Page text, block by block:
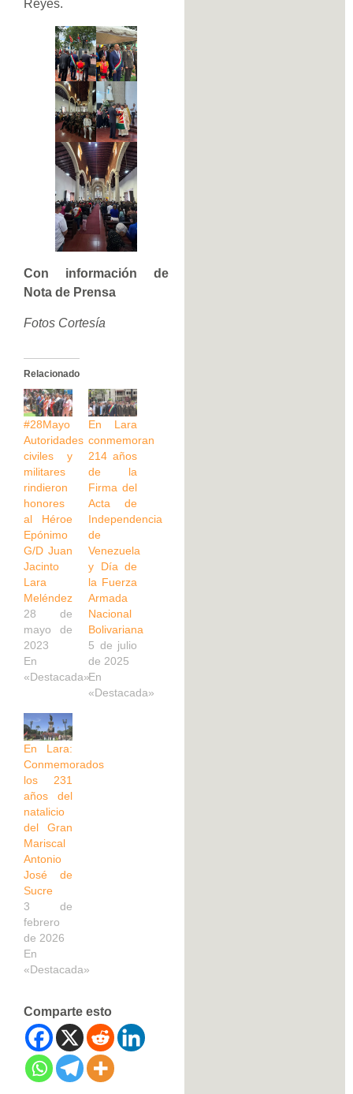
Reyes.
Con información de
Nota de Prensa
Fotos Cortesía
Relacionado
#28Mayo
Autoridades
civiles y
militares
rindieron
honores
al Héroe
Epónimo
G/D Juan
Jacinto
Lara
Meléndez
28 de
mayo de
2023
En
«Destacada»
En Lara
conmemoran
214 años
de la
Firma del
Acta de
Independencia
de
Venezuela
y Día de
la Fuerza
Armada
Nacional
Bolivariana
5 de julio
de 2025
En
«Destacada»
En Lara:
Conmemorados
los 231
años del
natalicio
del Gran
Mariscal
Antonio
José de
Sucre
3 de
febrero
de 2026
En
«Destacada»
Comparte esto